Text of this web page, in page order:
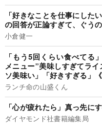
「好きなことを仕事にした
の回答が正論すぎて、ぐう
小倉健一
「もう5回くらい食べてる
メニュー”美味しすぎてラ
ソ美味い」「好きすぎる」
ランチ命の山盛くん
「心が疲れたら」真っ先に
ダイヤモンド社書籍編集局